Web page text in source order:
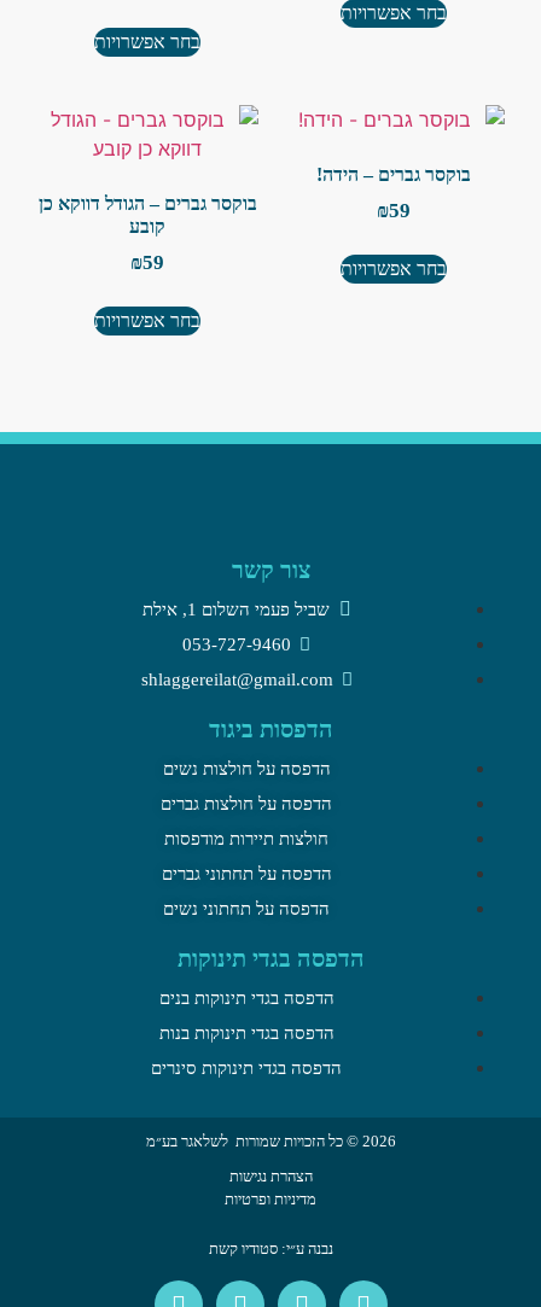
בחר אפשרויות
בחר אפשרויות
בוקסר גברים – הידה!
בחר אפשרויות
בוקסר גברים – הגודל דווקא כן
קובע
בחר אפשרויות
צור קשר
שביל פעמי השלום 1, אילת​
053-727-9460
shlaggereilat@gmail.com
הדפסות ביגוד
הדפסה על חולצות נשים
הדפסה על חולצות גברים
חולצות תיירות מודפסות
הדפסה על תחתוני גברים
הדפסה על תחתוני נשים
הדפסה בגדי תינוקות
הדפסה בגדי תינוקות בנים
הדפסה בגדי תינוקות בנות
הדפסה בגדי תינוקות סינרים
2026 © כל הזכויות שמורות לשלאגר בע״מ
הצהרת נגישות
מדיניות ופרטיות
נבנה ע״י: סטודיו קשת